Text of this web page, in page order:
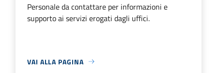
Personale da contattare per informazioni e
supporto ai servizi erogati dagli uffici.
VAI ALLA PAGINA